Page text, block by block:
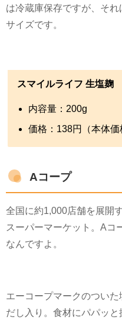
は冷蔵庫保存ですが、そ
サイズです。
スマイルライフ 生塩麹
内容量： 200g
価格： 138円（本体価
Aコープ
全国に約1,000店舗を展開
スーパーマーケット。 Aコ
なんですよ。
エーコープマークのつい
だし入り。食材にパパッ